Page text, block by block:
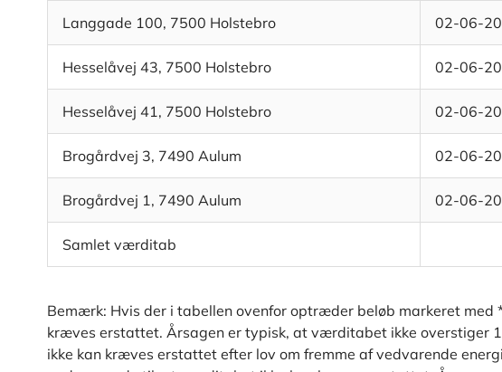
Langgade 100, 7500 Holstebro 02-06-
Hesselåvej 43, 7500 Holstebro 02-06-
Hesselåvej 41, 7500 Holstebro 02-06-
Brogårdvej 3, 7490 Aulum 02-06-
Brogårdvej 1, 7490 Aulum 02-06-
Samlet værditab
Bemærk: Hvis der i tabellen ovenfor optræder beløb markeret
kræves erstattet. Årsagen er typisk, at værditabet ikke overstiger
ikke kan kræves erstattet efter lov om fremme af vedvarende